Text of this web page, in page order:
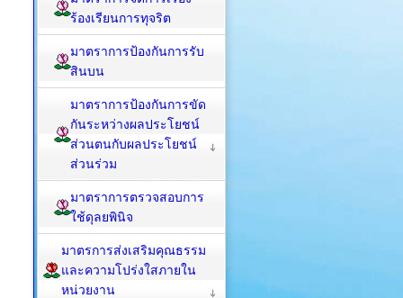
ร้องเรียนการทุจริต
มาตราการป้องกันการรับ
สินบน
มาตราการป้องกันการขัด
กันระหว่างผลประโยชน์
ส่วนตนกับผลประโยชน์
ส่วนร่วม
มาตราการตรวจสอบการ
ใช้ดุลยพินิจ
มาตรการส่งเสริมคุณธรรม
และความโปร่งใสภายใน
หน่วยงาน